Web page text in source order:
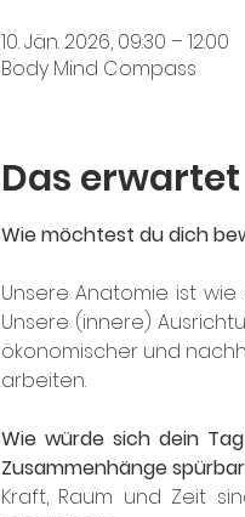
10. Jän. 2026, 09:30 – 12:00
Body Mind Compass
Das
Wie möchtest du dich
Unsere Anatomie ist
Unsere (innere)
ökonomischer und
arbeiten.
Wie würde sich dein
Zusammenhänge
Kraft, Raum und Zeit